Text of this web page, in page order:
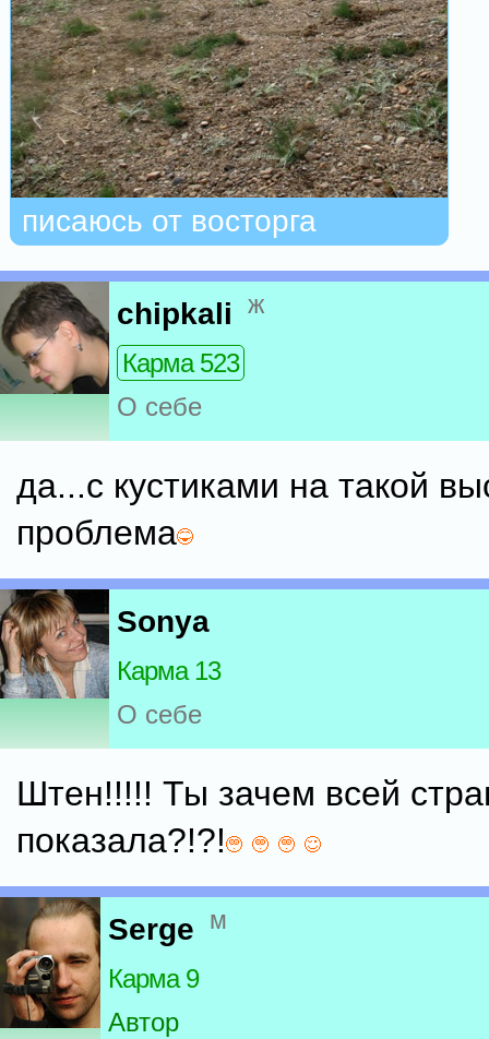
писаюсь от восторга
chipkali ж
Карма 523
О себе
да...с кустиками на такой
проблема
Sonya
Карма 13
О себе
Штен!!!!! Ты зачем всей
показала?!?!
Serge м
Карма 9
Автор